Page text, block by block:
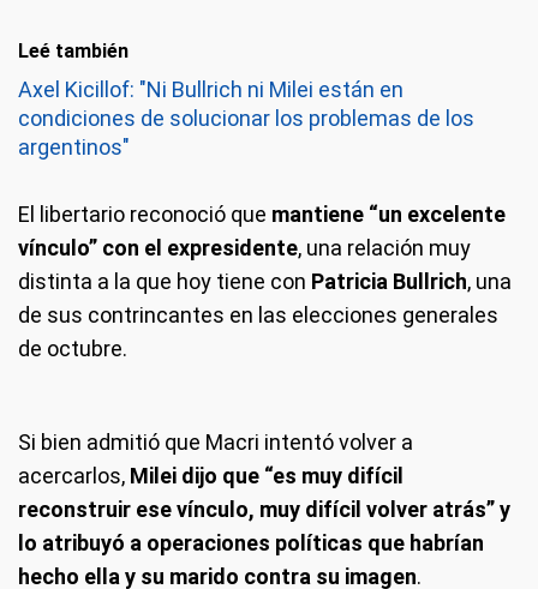
Leé también
Axel Kicillof: "Ni Bullrich ni Milei están en
condiciones de solucionar los problemas de los
argentinos"
El libertario reconoció que mantiene “un excelente
vínculo” con el expresidente, una relación muy
distinta a la que hoy tiene con Patricia Bullrich, una
de sus contrincantes en las elecciones generales
de octubre.
Si bien admitió que Macri intentó volver a
acercarlos, Milei dijo que “es muy difícil
reconstruir ese vínculo, muy difícil volver atrás” y
lo atribuyó a operaciones políticas que habrían
hecho ella y su marido contra su imagen.